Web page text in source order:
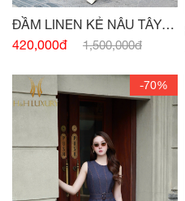
ĐẦM LINEN KẺ NÂU TÂY
CỔ VEST
420,000đ 1,500,000đ
-70%